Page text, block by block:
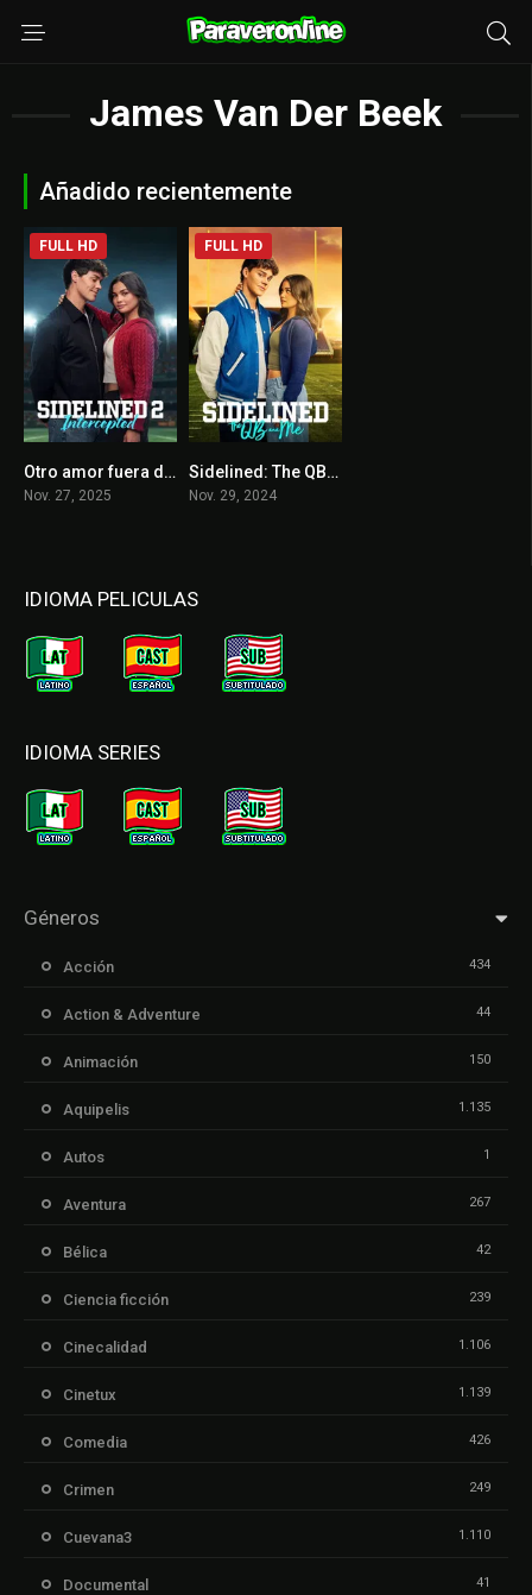
James Van Der Beek
Añadido recientemente
5.3
FULL HD
Otro amor fuera de tiempo / Sidelined 2: Intercepted
Nov. 27, 2025
0
FULL HD
Sidelined: The QB & Me
Nov. 29, 2024
IDIOMA PELICULAS
IDIOMA SERIES
Géneros
Acción 434
Action & Adventure 44
Animación 150
Aquipelis 1.135
Autos 1
Aventura 267
Bélica 42
Ciencia ficción 239
Cinecalidad 1.106
Cinetux 1.139
Comedia 426
Crimen 249
Cuevana3 1.110
Documental 41